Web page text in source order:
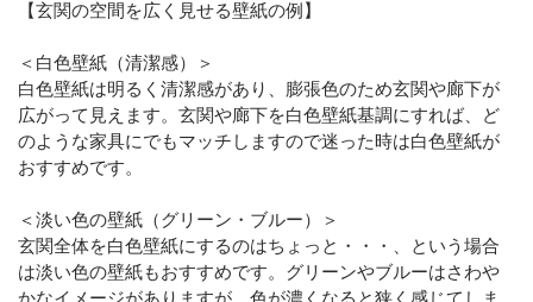
【玄関の空間を広く見せる壁紙の例】
＜白色壁紙（清潔感）＞
白色壁紙は明るく清潔感があり、膨張色のため玄関や廊下が
広がって見えます。玄関や廊下を白色壁紙基調にすれば、ど
のような家具にでもマッチしますので迷った時は白色壁紙が
おすすめです。
＜淡い色の壁紙（グリーン・ブルー）＞
玄関全体を白色壁紙にするのはちょっと・・・、という場合
は淡い色の壁紙もおすすめです。グリーンやブルーはさわや